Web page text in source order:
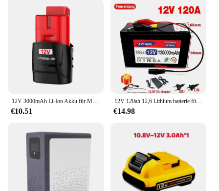
cost-effective, ensuring you can offer competitive
prices to your customers while maintaining quality.
The sets available for sale are perfect for those
looking to stock up on dependable power solutions,
whether for personal or professional use. With their
long-lasting performance and reliable power output,
these batteries are an investment that keeps on
giving.
12V 3000mAh Li-Ion Akku für Milwaukee M12 48-11-2411 48-11-2420 48-11-2401 48-11-2402 48-11-2401 12-Volt M12 Akku-Werkzeuge
€10.51
12V 120ah 12,6 Lithium batterie für Solarmodule 30a eingebautes Hochstrom-BMS-Elektro fahrzeug batterie V Ladegerät
€14.98